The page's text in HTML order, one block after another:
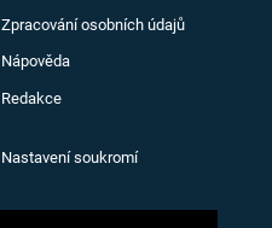
Zpracování osobních údajů
Nápověda
Redakce
Nastavení soukromí